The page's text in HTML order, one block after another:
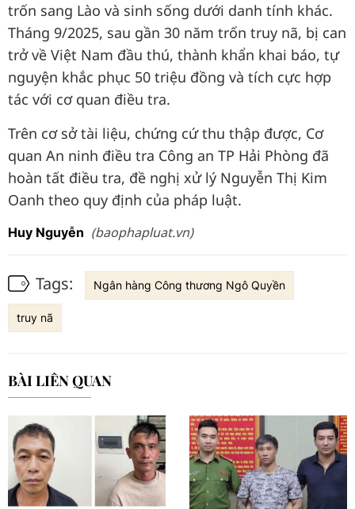
trốn sang Lào và sinh sống dưới danh tính khác.
Tháng 9/2025, sau gần 30 năm trốn truy nã, bị can
trở về Việt Nam đầu thú, thành khẩn khai báo, tự
nguyện khắc phục 50 triệu đồng và tích cực hợp
tác với cơ quan điều tra.
Trên cơ sở tài liệu, chứng cứ thu thập được, Cơ
quan An ninh điều tra Công an TP Hải Phòng đã
hoàn tất điều tra, đề nghị xử lý Nguyễn Thị Kim
Oanh theo quy định của pháp luật.
Huy Nguyễn (baophapluat.vn)
Tags: Ngân hàng Công thương Ngô Quyền
truy nã
BÀI LIÊN QUAN